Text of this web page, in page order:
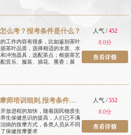
么考？报考条件是什么？
工作内容有很多，比如鉴别茶叶
茶叶品质，选择相适的水质、水
冲泡器具，选配茶点；根据茶艺
音乐、服装、插花、熏香；展
人气 /452
8.0分
师培训细则,报考条件有
放进程的加快，随着国民物质生
生保健意识的提高，人们已不满
病的按摩方式，各类人员从不同
保健按摩要求
人气 /552
8.0分